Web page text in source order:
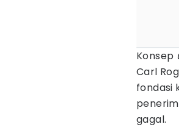
Konsep
Carl
fondasi
gagal.